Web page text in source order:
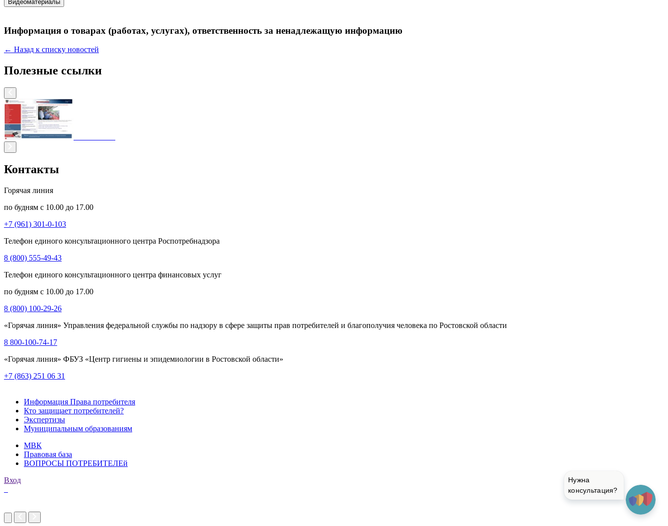
Видеоматериалы
Информация о товарах (работах, услугах), ответственность за ненадлежащую информацию
← Назад к списку новостей
Полезные ссылки
Контакты
Горячая линия
по будням с 10.00 до 17.00
+7 (961) 301-0-103
Телефон единого консультационного центра Роспотребнадзора
8 (800) 555-49-43
Телефон единого консультационного центра финансовых услуг
по будням с 10.00 до 17.00
8 (800) 100-29-26
«Горячая линия» Управления федеральной службы по надзору в сфере защиты прав потребителей и благополучия человека по Ростовской области
8 800-100-74-17
«Горячая линия» ФБУЗ «Центр гигиены и эпидемиологии в Ростовской области»
+7 (863) 251 06 31
Информация Права потребителя
Кто защищает потребителей?
Экспертизы
Муниципальным образованиям
МВК
Правовая база
ВОПРОСЫ ПОТРЕБИТЕЛЕй
Вход
Нужна
консультация?